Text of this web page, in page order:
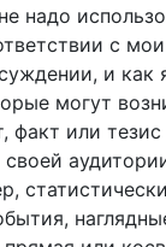
надо
с
и
могут
факт или